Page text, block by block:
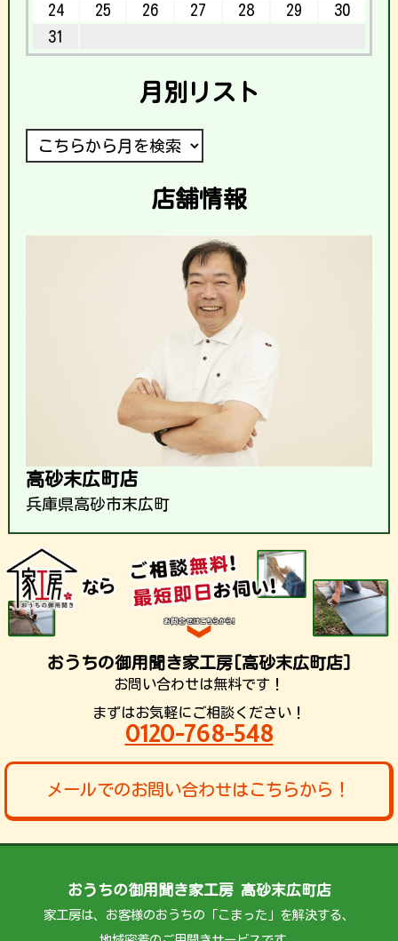
24
25 26 27 28 29
30
31
月別リスト
店舗情報
高砂末広町店
兵庫県高砂市末広町
おうちの御用聞き家工房[高砂末広町店]
お問い合わせは無料です！
まずはお気軽にご相談ください！
0120-768-548
メールでのお問い合わせはこちらから！
おうちの御用聞き家工房 高砂末広町店
家工房は、お客様のおうちの「こまった」を解決する、